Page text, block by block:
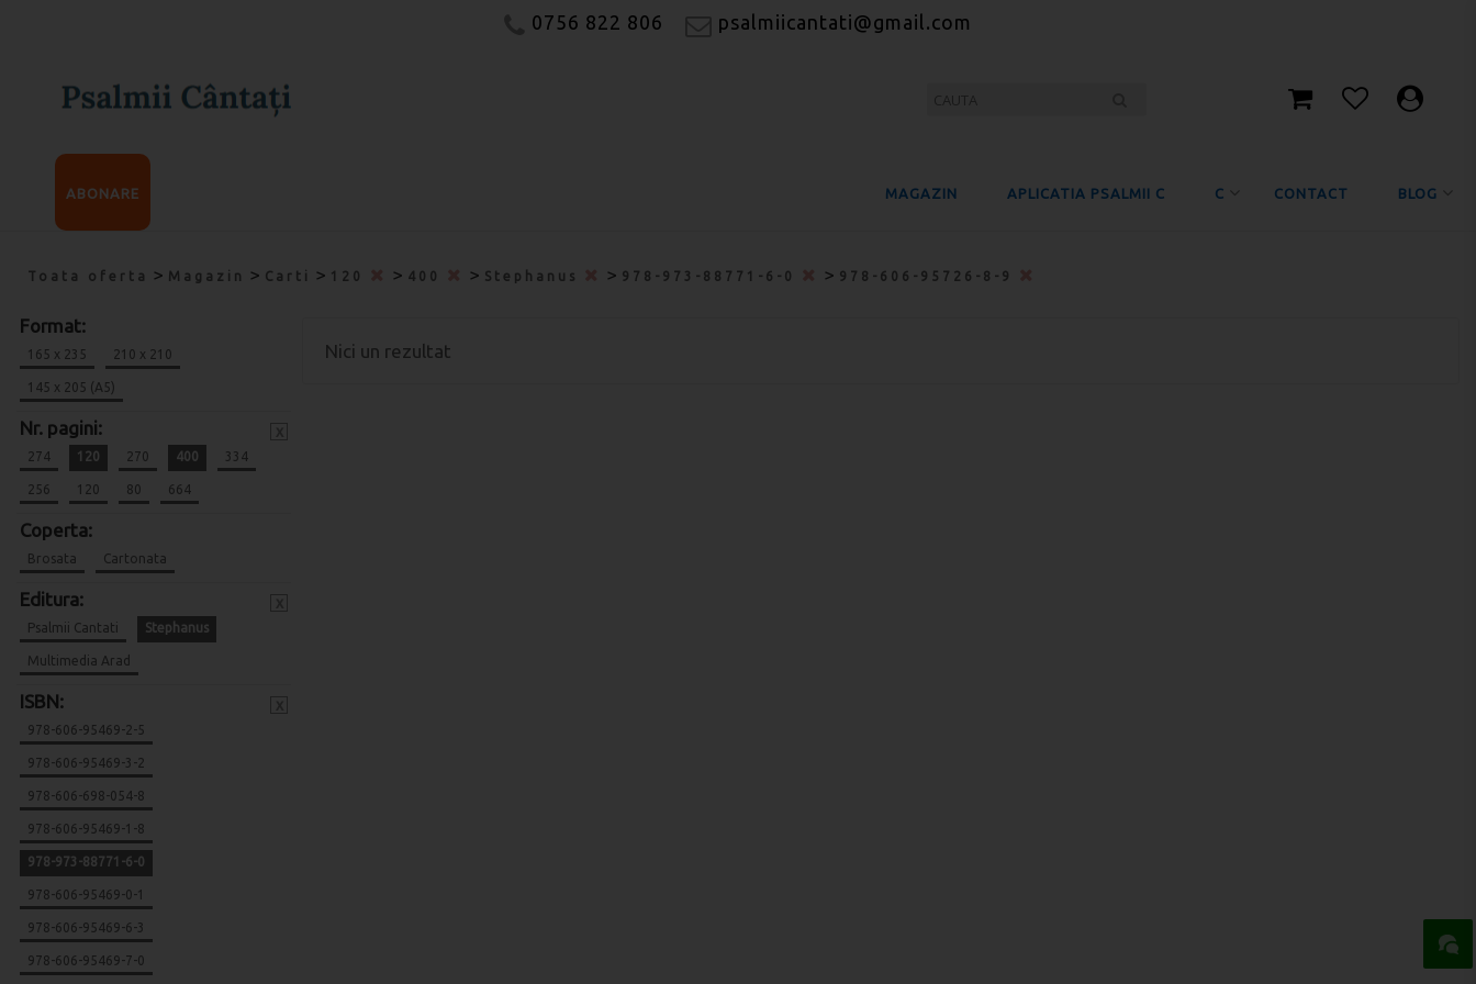
0756 822 806 psalmiicantati@gmail.com
MAGAZIN APLICATIA PSALMII C C CONTACT BLOG
ABONARE
Toata oferta > Magazin > Carti > 120 > 400 > Stephanus > 978-973-88771-6-0 > 978-606-95726-8-9
Format:
165 x 235 210 x 210
145 x 205 (A5)
Nr. pagini:
274 120 270 400 334
256 120 80 664
Coperta:
Brosata Cartonata
Editura:
Psalmii Cantati Stephanus
Multimedia Arad
ISBN:
978-606-95469-2-5
978-606-95469-3-2
978-606-698-054-8
978-606-95469-1-8
978-973-88771-6-0
978-606-95469-0-1
978-606-95469-6-3
978-606-95469-7-0
Nici un rezultat